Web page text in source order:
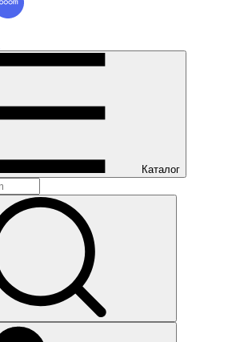
Каталог